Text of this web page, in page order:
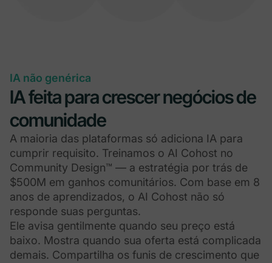
IA não genérica
IA feita para crescer negócios de
comunidade
A maioria das plataformas só adiciona IA para
cumprir requisito. Treinamos o AI Cohost no
Community Design™ — a estratégia por trás de
$500M em ganhos comunitários. Com base em 8
anos de aprendizados, o AI Cohost não só
responde suas perguntas.
Ele avisa gentilmente quando seu preço está
baixo. Mostra quando sua oferta está complicada
demais. Compartilha os funis de crescimento que